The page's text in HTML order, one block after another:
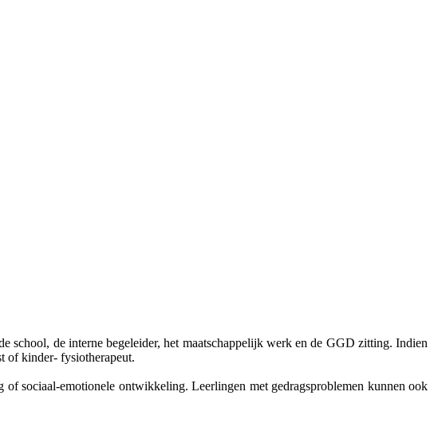
school, de interne begeleider, het maatschappelijk werk en de GGD zitting. Indien
of kinder- fysiotherapeut.
sociaal-emotionele ontwikkeling. Leerlingen met gedragsproblemen kunnen ook